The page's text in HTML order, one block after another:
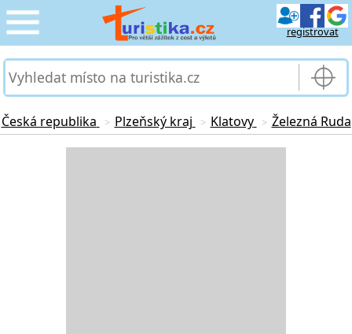
registrovat
CESTOVÁNÍ
SLUŽBY & DOPRAVA
PRO TURISTY
Česká republika > Plzeňský kraj > Klatovy > Železná Ruda